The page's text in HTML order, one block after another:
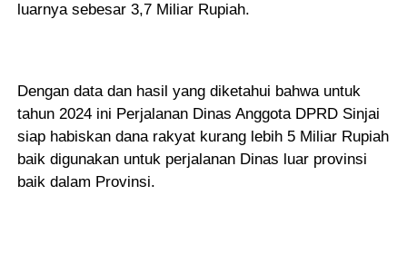
luarnya sebesar 3,7 Miliar Rupiah.
Dengan data dan hasil yang diketahui bahwa untuk
tahun 2024 ini Perjalanan Dinas Anggota DPRD Sinjai
siap habiskan dana rakyat kurang lebih 5 Miliar Rupiah
baik digunakan untuk perjalanan Dinas luar provinsi
baik dalam Provinsi.